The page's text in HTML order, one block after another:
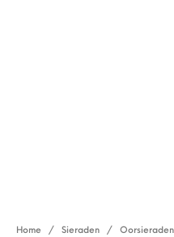
Home / Sieraden / Oorsieraden